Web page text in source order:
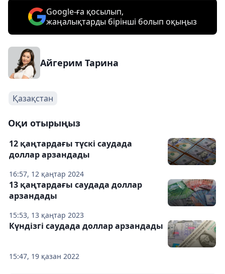
Google-ға қосылып,
жаңалықтарды бірінші болып оқыңыз
Айгерим Тарина
Қазақстан
Оқи отырыңыз
16:57, 12 қаңтар 2024
12 қаңтардағы түскі саудада
доллар арзандады
15:53, 13 қаңтар 2023
13 қаңтардағы саудада доллар
арзандады
15:47, 19 қазан 2022
Күндізгі саудада доллар арзандады